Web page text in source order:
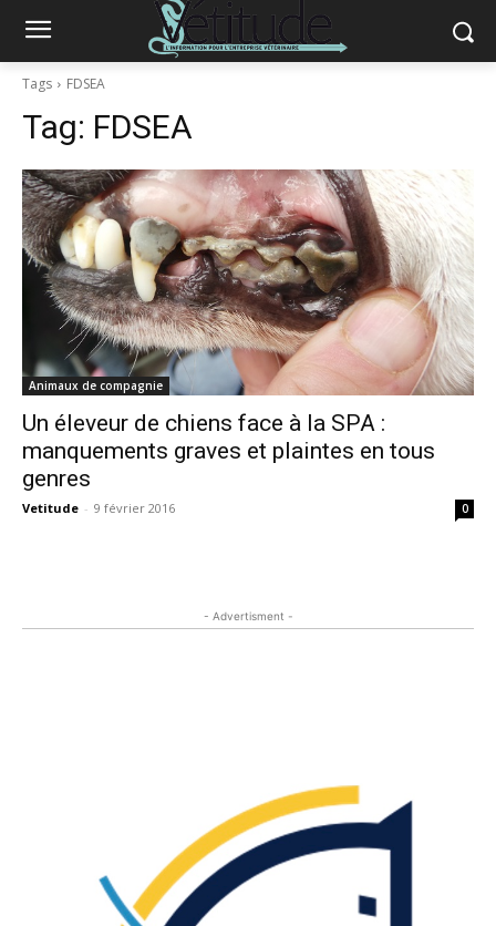
Tags FDSEA
Tag: FDSEA
Animaux de compagnie
Un éleveur de chiens face à la SPA :
manquements graves et plaintes en tous
genres
Vetitude - 9 février 2016 0
- Advertisment -